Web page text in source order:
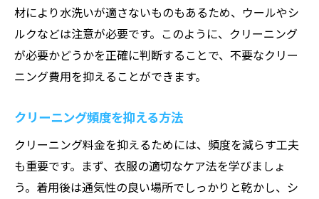
材により水洗いが適さないものもあるため、ウールやシ
ルクなどは注意が必要です。このように、クリーニング
が必要かどうかを正確に判断することで、不要なクリー
ニング費用を抑えることができます。
クリーニング頻度を抑える方法
クリーニング料金を抑えるためには、頻度を減らす工夫
も重要です。まず、衣服の適切なケア法を学びましょ
う。着用後は通気性の良い場所でしっかりと乾かし、シ